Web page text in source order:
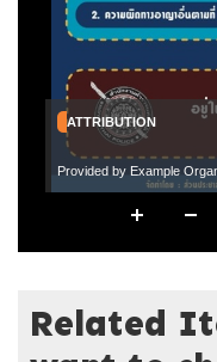
ATTRIBUTION
Provided by Example
Related